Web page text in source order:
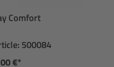
Comfort
500084
€*